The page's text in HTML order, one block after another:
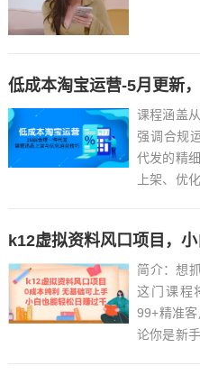
课程涵盖
强调合规
代发的精
上架、优
习淘差价
淘...
k12虚拟资料风口项目，
简介：想
这门课程
99+精准
论你是新